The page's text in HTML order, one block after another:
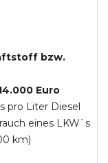
bzw.
Euro
pro Liter Diesel
eines LKW`s
km)